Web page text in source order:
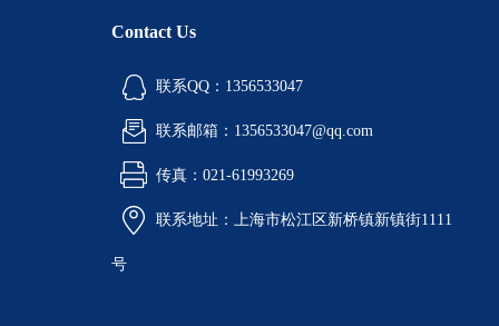
Contact Us
联系QQ：1356533047
联系邮箱：1356533047@qq.com
传真：021-61993269
联系地址：上海市松江区新桥镇新镇街1111
号